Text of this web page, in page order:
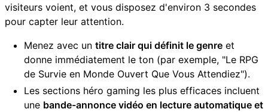
visiteurs voient, et vous disposez d'environ 3 secondes
pour capter leur attention.
Menez avec un titre clair qui définit le genre et
donne immédiatement le ton (par exemple, "Le RPG
de Survie en Monde Ouvert Que Vous Attendiez").
Les sections héro gaming les plus efficaces incluent
une bande-annonce vidéo en lecture automatique et